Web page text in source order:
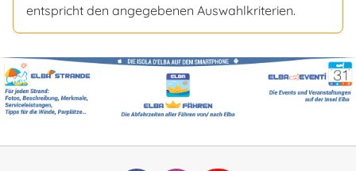
entspricht den angegebenen Auswahlkriterien.